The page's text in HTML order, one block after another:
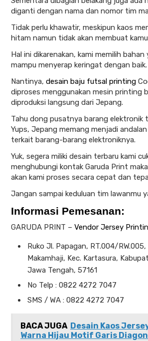
diganti dengan nama dan nomor tim
Tidak perlu khawatir, meskipun kaos
hitam namun tidak akan membuat
Hal ini dikarenakan, kami memilih bahan
mampu menyerap keringat dengan baik.
Nantinya, desain baju futsal printing
diproses menggunakan mesin printing
diproduksi langsung dari Jepang.
Tahu dong pusatnya barang elektronik
Yups, Jepang memang menjadi
terkait barang-barang elektroniknya.
Yuk, segera miliki desain terbaru kami
menghubungi kontak Garuda Print
akan kami proses secara cepat dan
Jangan sampai keduluan tim lawanmu
Informasi Pemesanan:
GARUDA PRINT – Vendor Jersey
Ruko Jl. Papagan, RT.004/RW.005,
Makamhaji, Kec. Kartasura,
Jawa Tengah, 57161
No Telp : 0822 4272 7047
SMS / WA : 0822 4272 7047
BACA JUGA Desain Kaos
Warna Hijau Motif Garis